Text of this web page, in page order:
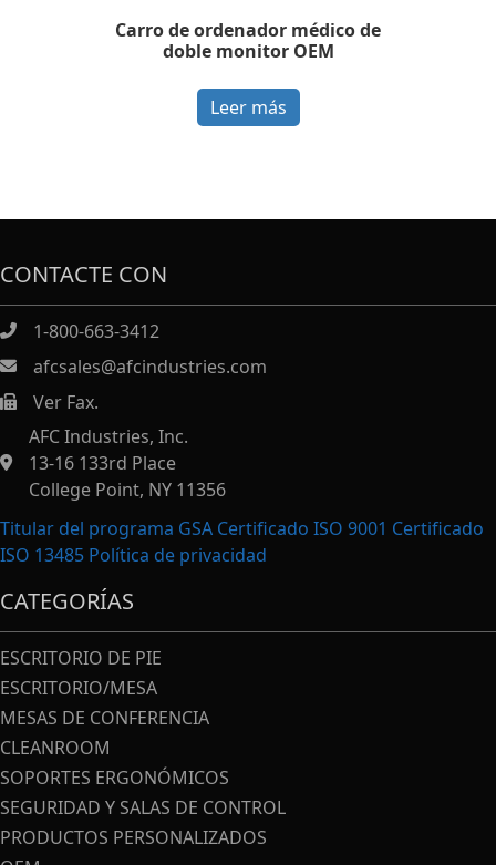
Carro de ordenador médico de
doble monitor OEM
Leer más
CONTACTE CON
1-800-663-3412
afcsales@afcindustries.com
https://afcindustries.com/contact/#:~:text=Fax
Ver Fax.
AFC Industries, Inc.
13-16 133rd Place
College Point, NY 11356
Titular del programa GSA Certificado ISO 9001 Certificado
ISO 13485 Política de privacidad
CATEGORÍAS
ESCRITORIO DE PIE
ESCRITORIO/MESA
MESAS DE CONFERENCIA
CLEANROOM
SOPORTES ERGONÓMICOS
SEGURIDAD Y SALAS DE CONTROL
PRODUCTOS PERSONALIZADOS